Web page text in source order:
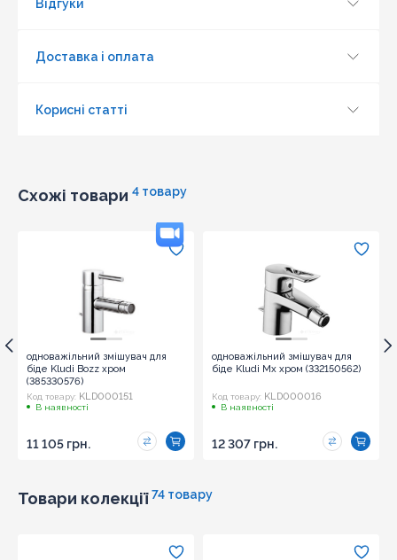
Відгуки
Доставка і оплата
Корисні статті
Схожі товари 4 товару
одноважільний змішувач для
біде Kludi Bozz хром
(385330576)
Код товару: KLD000151
В наявності
11 105 грн.
одноважільний змішувач для
біде Kludi Mx хром (332150562)
Код товару: KLD000016
В наявності
12 307 грн.
Товари колекції 74 товару